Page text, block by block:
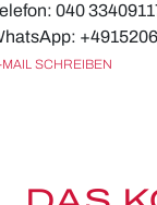
040
MAIL SCHREIBEN